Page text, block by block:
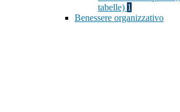
tabelle) 1
Benessere organizzativo